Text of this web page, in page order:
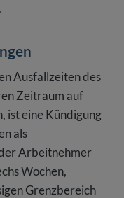
Ausfallzeiten des
Zeitraum auf
ist eine Kündigung
als
Arbeitnehmer
Wochen,
Grenzbereich